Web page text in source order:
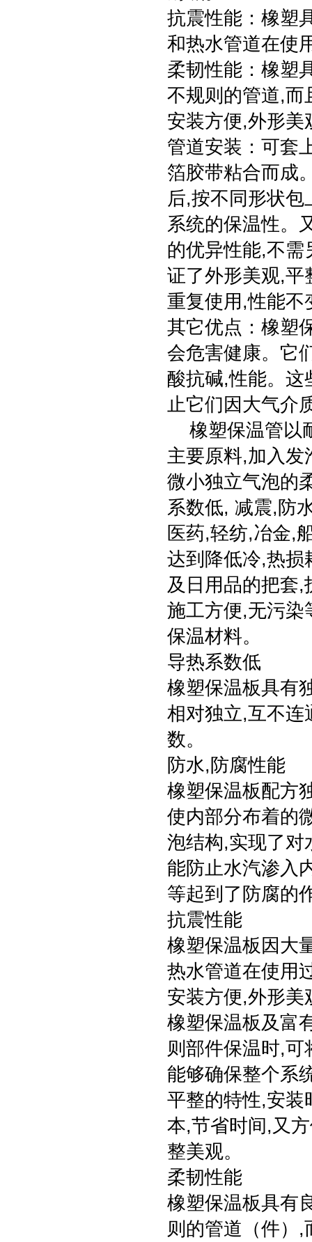
抗震性能：橡塑
和热水管道在使
柔韧性能：橡塑
不规则的管道,而
安装方便,外形美
管道安装：可套
箔胶带粘合而成
后,按不同形状
系统的保温性。
的优异性能,不需
证了外形美观,平
重复使用,性能不
其它优点：橡塑
会危害健康。它
酸抗碱,性能。这
止它们因大气介
橡塑保温管以
主要原料,加入发
微小独立气泡的
系数低, 减震,防
医药,轻纺,冶金,
达到降低冷,热损
及日用品的把套,
施工方便,无污染
保温材料。
导热系数低
橡塑保温板具有
相对独立,互不连
数。
防水,防腐性能
橡塑保温板配方
使内部分布着的
泡结构,实现了对
能防止水汽渗入
等起到了防腐的
抗震性能
橡塑保温板因大
热水管道在使用
安装方便,外形美
橡塑保温板及富
则部件保温时,
能够确保整个系
平整的特性,安装
本,节省时间,又
整美观。
柔韧性能
橡塑保温板具有
则的管道（件）